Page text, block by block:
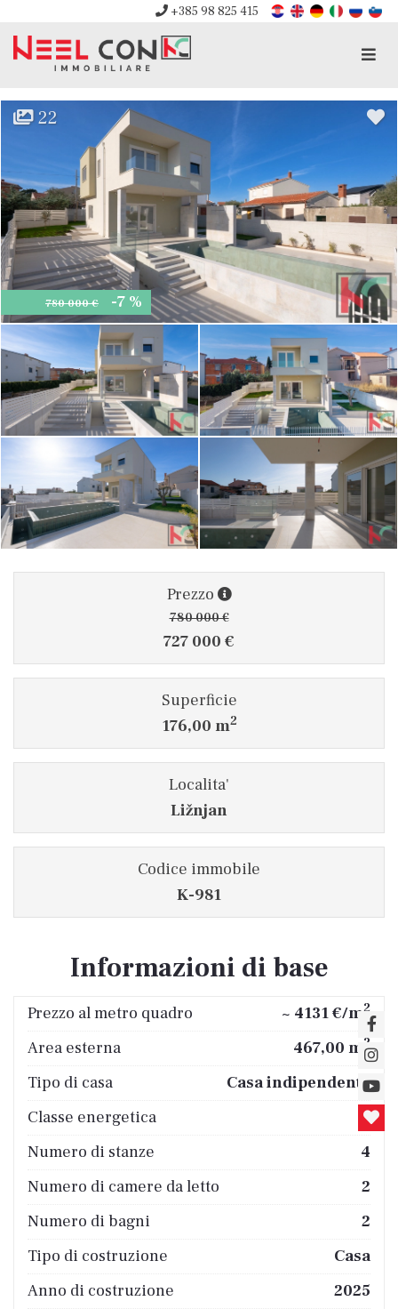
+385 98 825 415
22
780 000 € -7 %
Prezzo
780 000 €
727 000 €
Superficie
176,00 m2
Localita'
Ližnjan
Codice immobile
K-981
Informazioni di base
Prezzo al metro quadro ~ 4131 €/m2
Area esterna 467,00 m 2
Tipo di casa
Casa indipendente
Classe energetica
A
Numero di stanze
4
Numero di camere da letto
2
Numero di bagni
2
Tipo di costruzione
Casa
Anno di costruzione
2025